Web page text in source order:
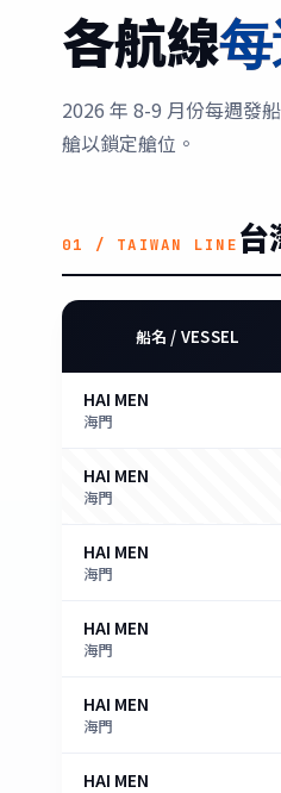
各航線
2026 年 8-9 月份每週發
艙以鎖定艙位。
01 / TAIWAN LINE 台
船名 / VESSEL
HAI MEN
海門
HAI MEN
海門
HAI MEN
海門
HAI MEN
海門
HAI MEN
海門
HAI MEN